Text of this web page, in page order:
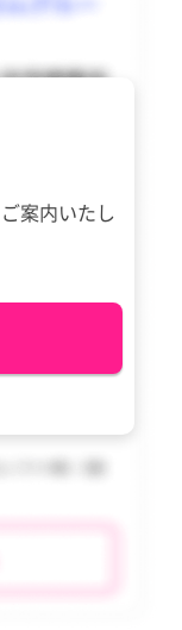
ご案内いたし